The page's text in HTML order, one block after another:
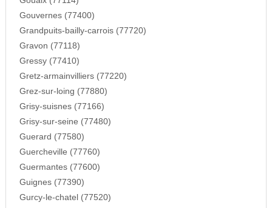
Gouvernes (77400)
Grandpuits-bailly-carrois (77720)
Gravon (77118)
Gressy (77410)
Gretz-armainvilliers (77220)
Grez-sur-loing (77880)
Grisy-suisnes (77166)
Grisy-sur-seine (77480)
Guerard (77580)
Guercheville (77760)
Guermantes (77600)
Guignes (77390)
Gurcy-le-chatel (77520)